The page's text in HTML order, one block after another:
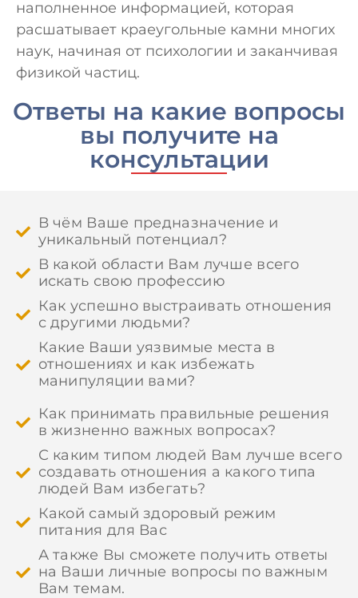
наполненное информацией, которая
расшатывает краеугольные камни многих
наук, начиная от психологии и заканчивая
физикой частиц.
Ответы на какие вопросы
вы получите на
консультации
В чём Ваше предназначение и
уникальный потенциал?
В какой области Вам лучше всего
искать свою профессию
Как успешно выстраивать отношения
с другими людьми?
Какие Ваши уязвимые места в
отношениях и как избежать
манипуляции вами?
Как принимать правильные решения
в жизненно важных вопросах?
С каким типом людей Вам лучше всего
создавать отношения а какого типа
людей Вам избегать?
Какой самый здоровый режим
питания для Вас
А также Вы сможете получить ответы
на Ваши личные вопросы по важным
Вам темам.